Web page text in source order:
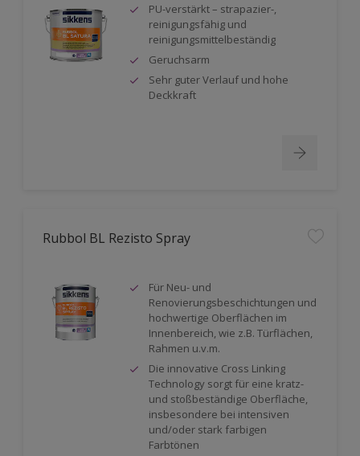
PU-verstärkt – strapazier-,
reinigungsfähig und
reinigungsmittelbeständig
Geruchsarm
Sehr guter Verlauf und hohe
Deckkraft
Rubbol BL Rezisto Spray
Für Neu- und
Renovierungsbeschichtungen und
hochwertige Oberflächen im
Innenbereich, wie z.B. Türflächen,
Rahmen u.v.m.
Die innovative Cross Linking
Technology sorgt für eine kratz-
und stoßbeständige Oberfläche,
insbesondere bei intensiven
und/oder stark farbigen
Farbtönen